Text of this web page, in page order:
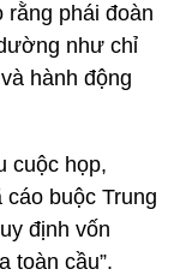
rằng phái đoàn
như chỉ
hành động
cuộc họp,
buộc Trung
định vốn
toàn cầu”.